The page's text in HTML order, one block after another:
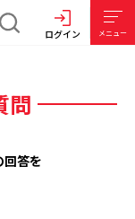
ログイン メニュー
問
回答を